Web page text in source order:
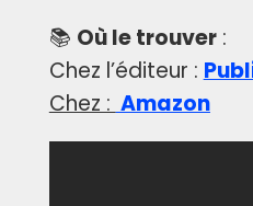
📚 Où le trouver:
Chez l’éditeur :
Chez : Amazon